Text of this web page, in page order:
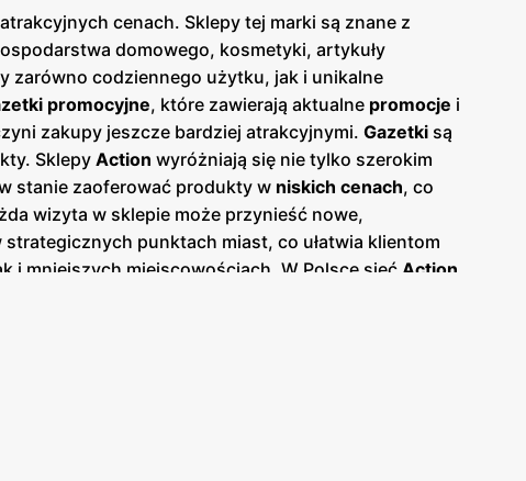
cenach. Sklepy tej marki są znane z
domowego, kosmetyki, artykuły
zarówno codziennego użytku, jak i unikalne
promocyjne, które zawierają aktualne promocje i
zakupy jeszcze bardziej atrakcyjnymi. Gazetki są
SklepyAction wyróżniają się nie tylko szerokim
stanie zaoferować produkty w niskich cenach, co
wizyta w sklepie może przynieść nowe,
punktach miast, co ułatwia klientom
i mniejszych miejscowościach. W Polsce sieć Action
nowości i trendy – w
klientów.